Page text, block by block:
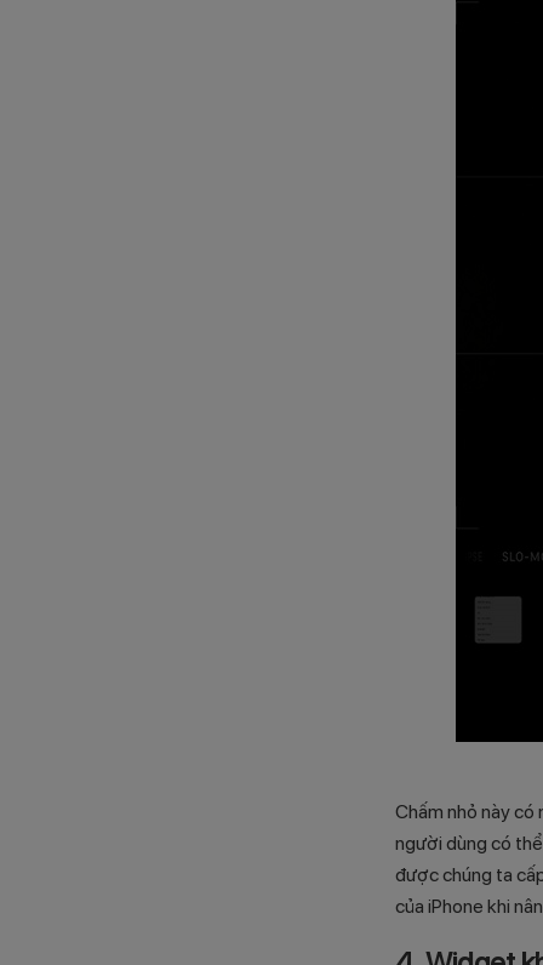
Chấm nhỏ này có
người dùng có
được chúng ta
của iPhone khi